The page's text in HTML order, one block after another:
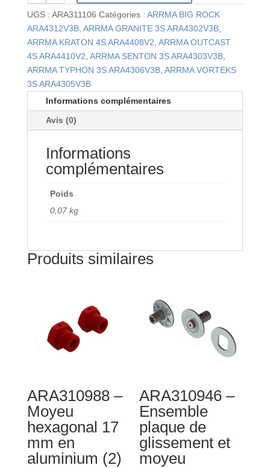
de
ARA311132
-
Ensemble
de
support
de
UGS : ARA311106 Catégories : ARRMA BIG ROCK
ARA4312V3B, ARRMA GRANITE 3S ARA4302V3B,
ARRMA KRATON 4S ARA4408V2 ARRMA OUTCAST
4S ARA4410V2 ARRMA SENTON 3S ARA4303V3B,
ARRMA TYPHON 3S ARA4306V3B, ARRMA VORTEKS
3S ARA4305V3B
Informations complémentaires
Avis (0)
Informations
complémentaires
Poids
0,07 kg
Produits similaires
ARA310988 –
Moyeu
hexagonal 17
mm en
aluminium (2)
ARA310946 –
Ensemble
plaque de
glissement et
moyeu